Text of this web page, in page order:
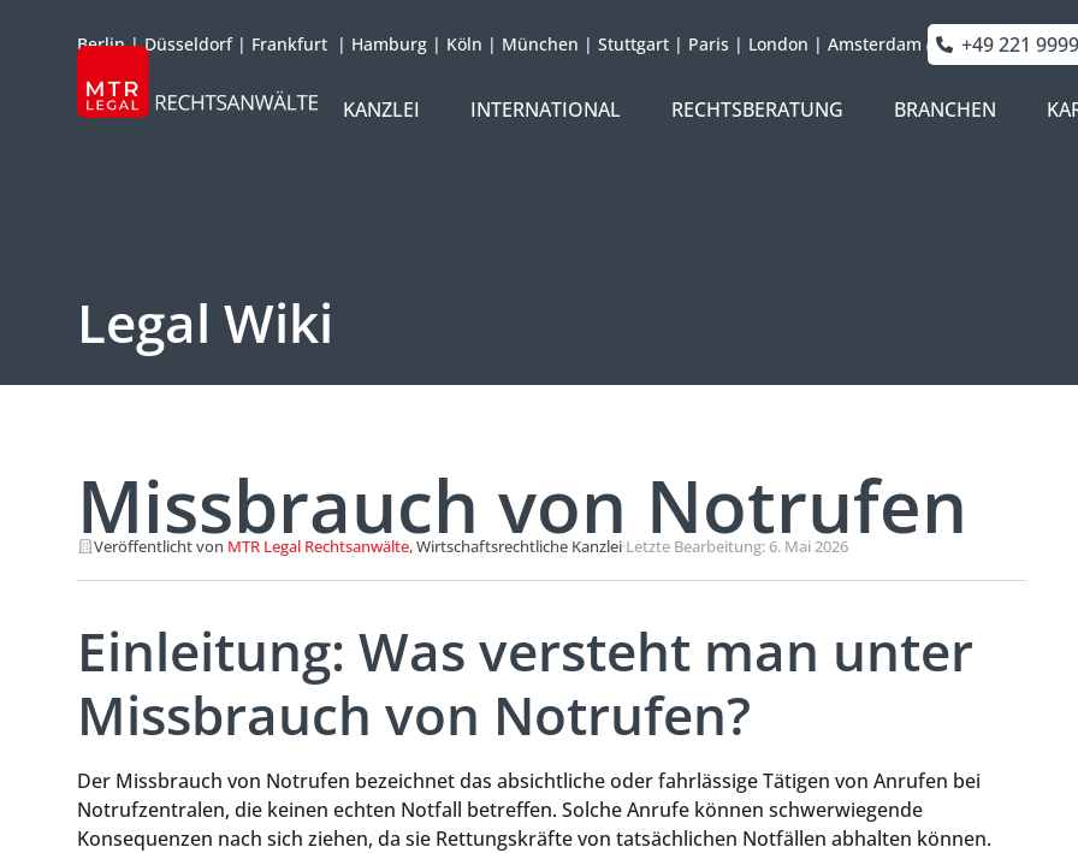
Berlin|Düsseldorf| Frankfurt | Hamburg | Köln | München | Stuttgart | Paris | London | Amsterdam +49 221
KANZLEI
INTERNATIONAL RECHTSBERATUNG BRANCHEN
Legal Wiki
Missbrauch von Notrufen
Veröffentlicht von MTR Legal Rechtsanwälte, Wirtschaftsrechtliche Kanzlei·Letzte Bearbeitung: 6. Mai 2026
Einleitung: Was versteht man unter
Missbrauch von Notrufen?
Der Missbrauch von Notrufen bezeichnet das absichtliche oder fahrlässige Tätigen von Anrufen bei
Notrufzentralen, die keinen echten Notfall betreffen. Solche Anrufe können schwerwiegende
Konsequenzen nach sich ziehen, da sie Rettungskräfte von tatsächlichen Notfällen abhalten können.